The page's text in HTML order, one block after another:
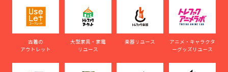
古着の
アウトレット
大型家具・家電
リユース
楽器リユース
アニメ・キャラクタ
ーグッズリユース